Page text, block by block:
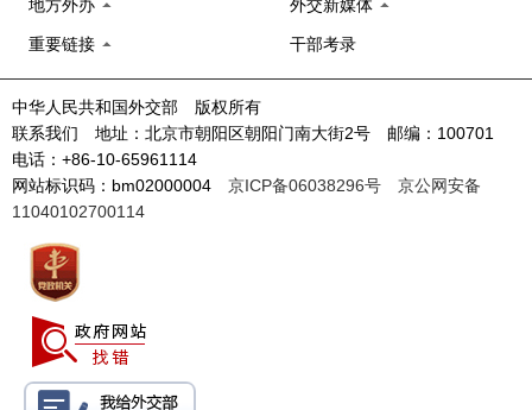
地方外办 外交新媒体
重要链接 干部考录
中华人民共和国外交部 版权所有
联系我们 地址：北京市朝阳区朝阳门南大街2号 邮编：100701
电话：+86-10-65961114
网站标识码：bm02000004 京ICP备06038296号
京公网安备
11040102700114